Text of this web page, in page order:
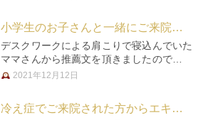
持ちになります。 クチコミサイト…
小学生のお子さんと一緒にご来院下さる患者様から推薦文を頂きました☆
デスクワークによる肩こりで寝込んでいた
ママさんから推薦文を頂きましたのでご紹
介します☆彡 元気なＴ君といつも来てくだ
も体ケアをしながら、お仕事、…
2021年12月12日
冷え症でご来院された方からエキテンにコメントを頂きました☆